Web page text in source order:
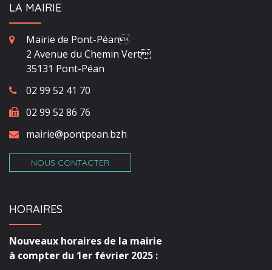
LA MAIRIE
Mairie de Pont-Péan
2 Avenue du Chemin Vert
35131 Pont-Péan
02 99 52 41 70
02 99 52 86 76
mairie@pontpean.bzh
NOUS CONTACTER
HORAIRES
Nouveaux horaires de la mairie
à compter du 1er février 2025 :